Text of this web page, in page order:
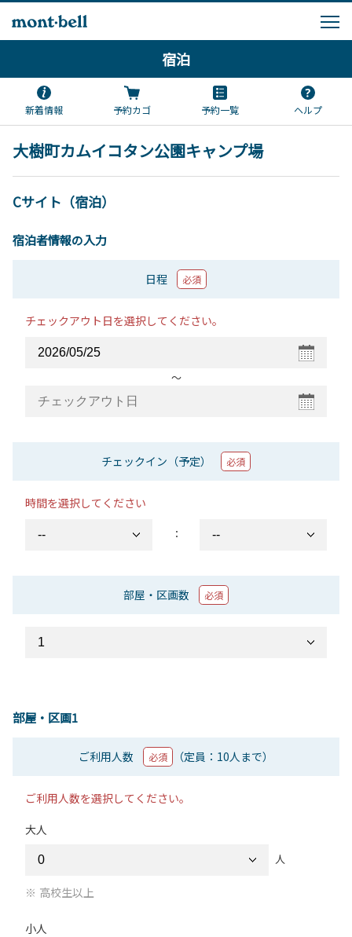
宿泊
新着情報 予約カゴ 予約一覧 ヘルプ
大樹町カムイコタン公園キャンプ場
Cサイト（宿泊）
宿泊者情報の入力
日程 必須
チェックアウト日を選択してください。
〜
チェックイン（予定） 必須
時間を選択してください
：
部屋・区画数 必須
部屋・区画1
ご利用人数 必須 （定員：10人まで）
ご利用人数を選択してください。
大人
人
高校生以上
小人